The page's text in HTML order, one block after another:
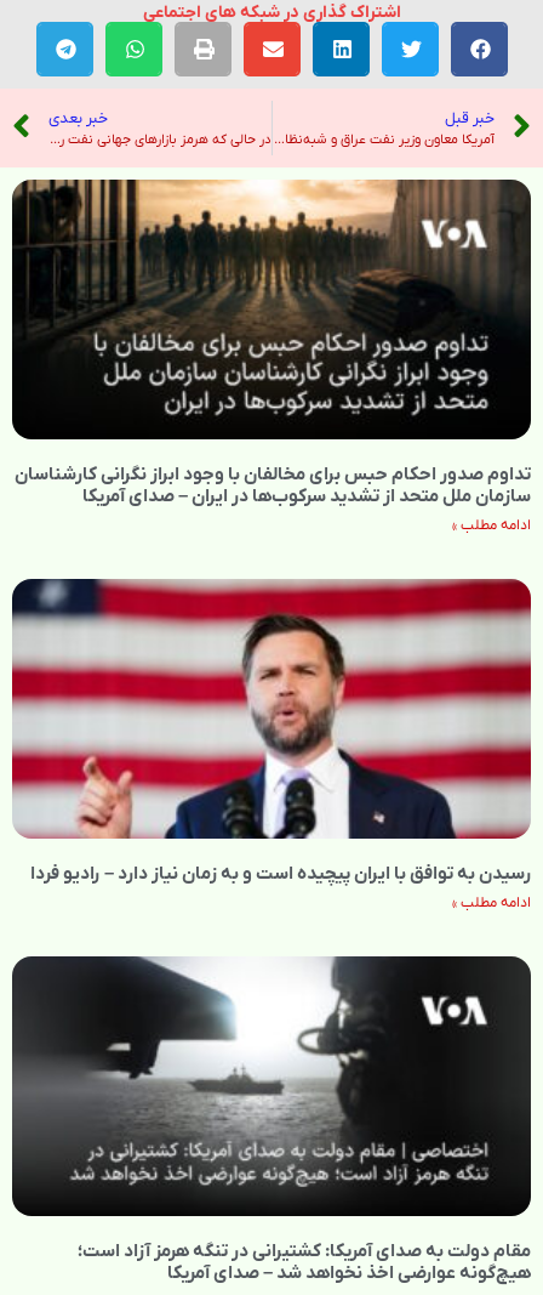
اشتراک گذاری در شبکه های اجتماعی
خبر قبل
آمریکا معاون وزیر نفت عراق و شبه‌نظامیان شیعه را به اتهام کمک به ایران تحریم کرد – رادیو فردا
خبر بعدی
در حالی که هرمز بازارهای جهانی نفت را خفه می کند، تصاویر ماهواره ای نشت نفت گسترده را نشان می دهد – هندوستان امروز
تداوم صدور احکام حبس برای مخالفان با وجود ابراز نگرانی کارشناسان
سازمان ملل متحد از تشدید سرکوب‌ها در ایران – صدای آمریکا
ادامه مطلب »
رسیدن به توافق با ایران پیچیده است و به زمان نیاز دارد – رادیو فردا
ادامه مطلب »
مقام دولت به صدای آمریکا: کشتیرانی در تنگه هرمز آزاد است؛
هیچ‌گونه عوارضی اخذ نخواهد شد – صدای آمریکا